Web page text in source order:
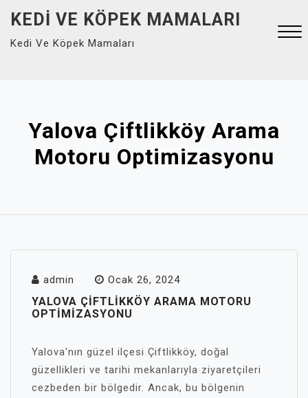
content
KEDI VE KÖPEK MAMALARI
Kedi Ve Köpek Mamaları
Yalova Çiftlikköy Arama
Motoru Optimizasyonu
admin Ocak 26, 2024
YALOVA ÇIFTLIKKÖY ARAMA MOTORU
OPTIMIZASYONU
Yalova'nın güzel ilçesi Çiftlikköy, doğal
güzellikleri ve tarihi mekanlarıyla ziyaretçileri
cezbeden bir bölgedir. Ancak, bu bölgenin